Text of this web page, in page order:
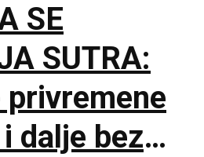
SE
SUTRA:
dalje bez